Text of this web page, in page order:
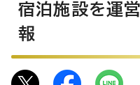
宿泊施設を運
報